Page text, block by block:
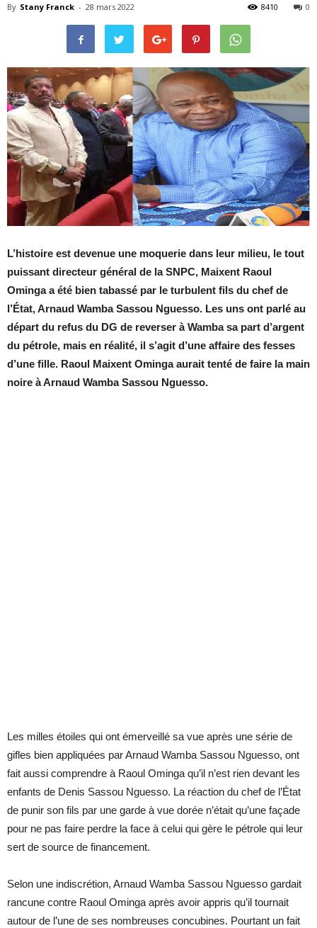
By Stany Franck - 28 mars 2022 0
8410
L’histoire est devenue une moquerie dans leur milieu, le tout
puissant directeur général de la SNPC, Maixent Raoul
Ominga a été bien tabassé par le turbulent fils du chef de
l’État, Arnaud Wamba Sassou Nguesso. Les uns ont parlé au
départ du refus du DG de reverser à Wamba sa part d’argent
du pétrole, mais en réalité, il s’agit d’une affaire des fesses
d’une fille. Raoul Maixent Ominga aurait tenté de faire la main
noire à Arnaud Wamba Sassou Nguesso.
Les milles étoiles qui ont émerveillé sa vue après une série de
gifles bien appliquées par Arnaud Wamba Sassou Nguesso, ont
fait aussi comprendre à Raoul Ominga qu’il n’est rien devant les
enfants de Denis Sassou Nguesso. La réaction du chef de l’État
de punir son fils par une garde à vue dorée n’était qu’une façade
pour ne pas faire perdre la face à celui qui gère le pétrole qui leur
sert de source de financement.
Selon une indiscrétion, Arnaud Wamba Sassou Nguesso gardait
rancune contre Raoul Ominga après avoir appris qu’il tournait
autour de l’une de ses nombreuses concubines. Pourtant un fait